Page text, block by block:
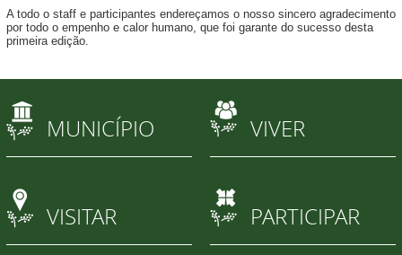
A todo o staff e participantes endereçamos o nosso sincero agradecimento
por todo o empenho e calor humano, que foi garante do sucesso desta
primeira edição.
MUNICÍPIO VIVER
VISITAR PARTICIPAR